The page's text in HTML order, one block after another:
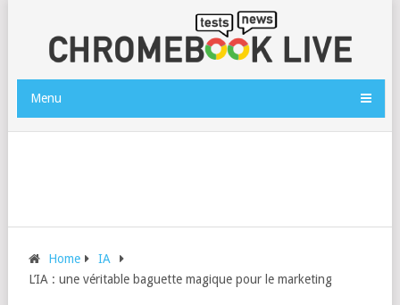
Menu
Home
IA
L’IA : une véritable baguette magique pour le marketing